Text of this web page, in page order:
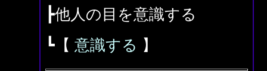
┣他人の目を意識する
┗【 意識する 】